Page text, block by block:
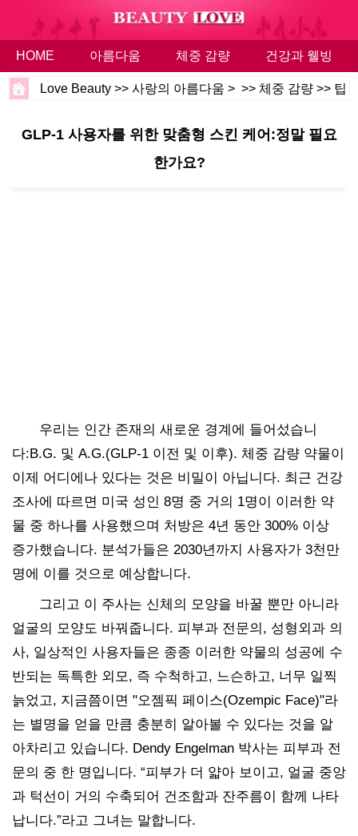
HOME 아름다움 체중 감량 건강과 웰빙
Love Beauty >>사랑의 아름다움 > >> 체중 감량 >> 팁
GLP-1 사용자를 위한 맞춤형 스킨 케어:정말 필요
한가요?
우리는 인간 존재의 새로운 경계에 들어섰습니
다:B.G. 및 A.G.(GLP-1 이전 및 이후). 체중 감량 약물이
이제 어디에나 있다는 것은 비밀이 아닙니다. 최근 건강
조사에 따르면 미국 성인 8명 중 거의 1명이 이러한 약
물 중 하나를 사용했으며 처방은 4년 동안 300% 이상
증가했습니다. 분석가들은 2030년까지 사용자가 3천만
명에 이를 것으로 예상합니다.
그리고 이 주사는 신체의 모양을 바꿀 뿐만 아니라
얼굴의 모양도 바꿔줍니다. 피부과 전문의, 성형외과 의
사, 일상적인 사용자들은 종종 이러한 약물의 성공에 수
반되는 독특한 외모, 즉 수척하고, 느슨하고, 너무 일찍
늙었고, 지금쯤이면 "오젬픽 페이스(Ozempic Face)"라
는 별명을 얻을 만큼 충분히 알아볼 수 있다는 것을 알
아차리고 있습니다. Dendy Engelman 박사는 피부과 전
문의 중 한 명입니다. “피부가 더 얇아 보이고, 얼굴 중앙
과 턱선이 거의 수축되어 건조함과 잔주름이 함께 나타
납니다.”라고 그녀는 말합니다.